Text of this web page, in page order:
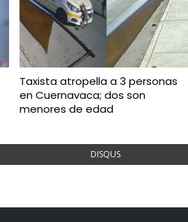
Taxista atropella a 3 personas
en Cuernavaca; dos son
menores de edad
DISQUS